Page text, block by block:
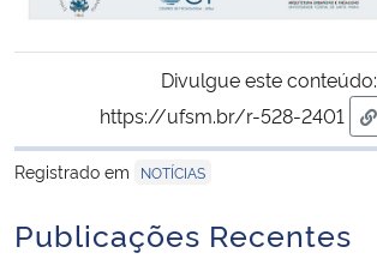
Divulgue este conteúdo:
https://ufsm.br/r-528-2401
Registrado em
NOTÍCIAS
Publicações Recentes